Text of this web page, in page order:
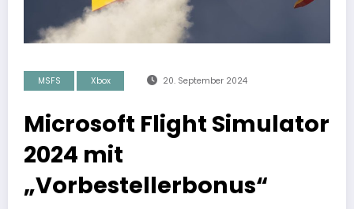
MSFS Xbox 20. September 2024
Microsoft Flight Simulator
2024 mit
„Vorbestellerbonus“